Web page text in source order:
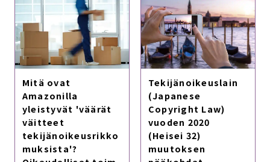
Mitä ovat
Amazonilla
yleistyvät 'väärät
väitteet
tekijänoikeusrikko
muksista'?
Tekijänoikeuslain
(Japanese
Copyright Law)
vuoden 2020
(Heisei 32)
muutoksen